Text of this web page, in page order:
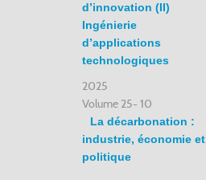
d’innovation (II)
Ingénierie
d’applications
technologiques
2025
Volume 25- 10
La décarbonation :
industrie, économie et
politique